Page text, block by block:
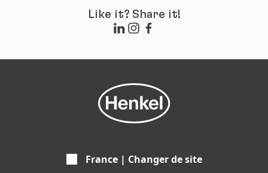
Like it? Share it!
France | Changer de site